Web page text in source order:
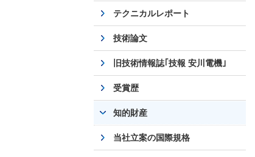
テクニカルレポート
技術論文
旧技術情報誌｢技報 安川電機｣
受賞歴
知的財産
当社立案の国際規格